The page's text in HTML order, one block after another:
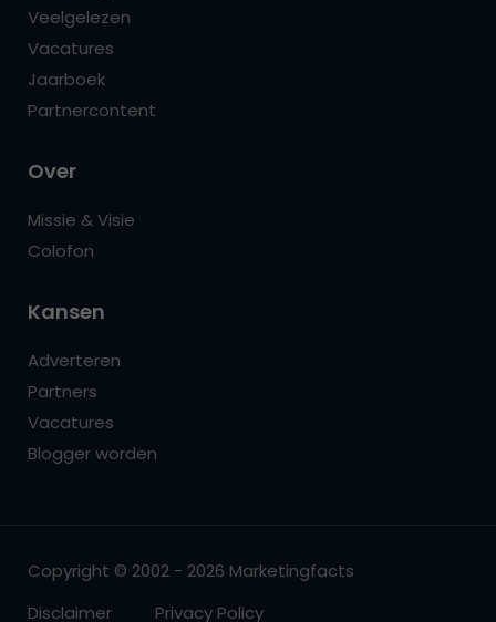
Veelgelezen
Vacatures
Jaarboek
Partnercontent
Over
Missie & Visie
Colofon
Kansen
Adverteren
Partners
Vacatures
Blogger worden
Copyright © 2002 - 2026 Marketingfacts
Disclaimer
Privacy Policy